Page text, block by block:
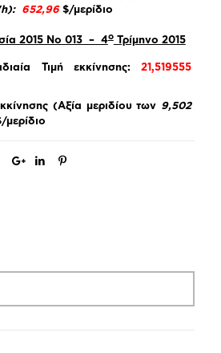
): 652,96 $/μερίδιο
2015 Νο 013 – 4οΤρίμηνο 2015
Τιμή εκκίνησης:21,519555
(Αξία μεριδίου των 9,502
μερίδιο